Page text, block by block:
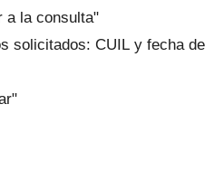
a la consulta"
solicitados: CUIL y fecha de